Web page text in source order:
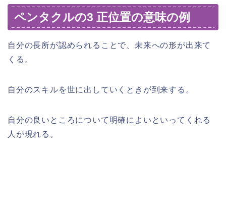
ペンタクルの3 正位置の意味の例
自分の長所が認められることで、未来への形が出来て
くる。
自分のスキルを世に出していくときが到来する。
自分の良いところについて明確によいといってくれる
人が現れる。